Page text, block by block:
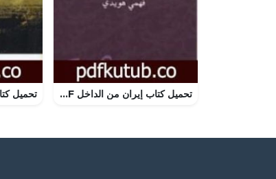
تحميل كتاب إيران من الداخل PDF تأليف فهمي هويدي مجانا [كامل]